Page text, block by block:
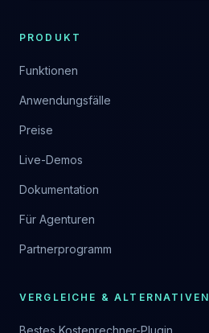
PRODUKT
Funktionen
Anwendungsfälle
Preise
Live-Demos
Dokumentation
Für Agenturen
Partnerprogramm
VERGLEICHE & ALTERNATIVEN
Bestes Kostenrechner-Plugin